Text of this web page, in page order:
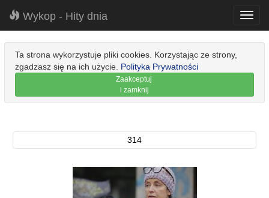
Wykop - Hity dnia
Ta strona wykorzystuje pliki cookies. Korzystając ze strony,
zgadzasz się na ich użycie. Polityka Prywatności
Zaakceptuj
i zamknij
314